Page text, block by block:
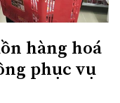
hàng hoá
phục vụ